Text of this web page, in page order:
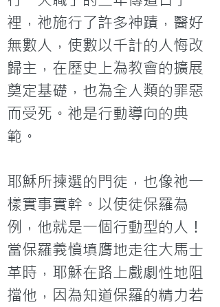
裡，祂施行了許多神蹟，醫好
無數人，使數以千計的人悔改
歸主，在歷史上為教會的擴展
奠定基礎，也為全人類的罪惡
而受死。祂是行動導向的典
範。
耶穌所揀選的門徒，也像祂一
樣實事實幹。以使徒保羅為
例，他就是一個行動型的人！
當保羅義憤填膺地走往大馬士
革時，耶穌在路上戲劇性地阻
擋他，因為知道保羅的精力若